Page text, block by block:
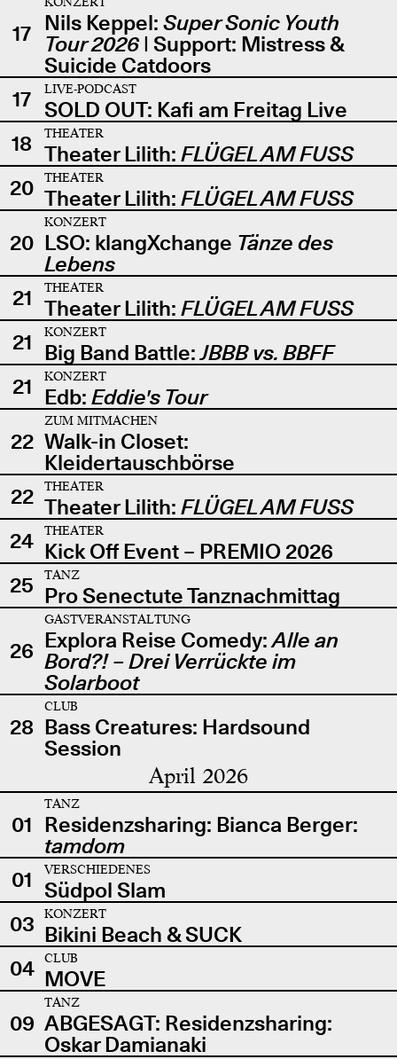
17 Nils Keppel: Super Sonic Youth
Tour 2026| Support: Mistress &
Suicide Catdoors
17
LIVE-PODCAST
SOLD OUT: Kafi am Freitag Live
18
THEATER
Theater Lilith: FLÜGEL AM FUSS
20
THEATER
Theater Lilith: FLÜGEL AM FUSS
20
KONZERT
LSO: klangXchange Tänze des
Lebens
21
THEATER
Theater Lilith: FLÜGEL AM FUSS
21
KONZERT
Big Band Battle:JBBB vs. BBFF
21
KONZERT
Edb: Eddie's Tour
22
ZUM MITMACHEN
Walk-in Closet:
Kleidertauschbörse
22
THEATER
Theater Lilith: FLÜGEL AM FUSS
24
THEATER
Kick Off Event – PREMIO 2026
25
TANZ
Pro Senectute Tanznachmittag
26
GASTVERANSTALTUNG
Explora Reise Comedy:Alle an
Bord?! – Drei Verrückte im
Solarboot
28
CLUB
Bass Creatures: Hardsound
Session
April 2026
01
TANZ
Residenzsharing: Bianca Berger:
tamdom
01
VERSCHIEDENES
Südpol Slam
03
KONZERT
Bikini Beach & SUCK
04
CLUB
MOVE
09
TANZ
ABGESAGT: Residenzsharing:
Oskar Damianaki